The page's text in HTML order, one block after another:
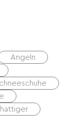
erreichen
entfernt.
Angeln